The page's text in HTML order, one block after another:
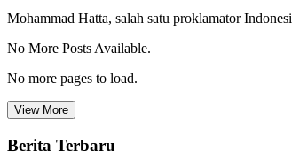
Mohammad Hatta, salah satu proklamator
No More Posts Available.
No more pages to load.
View More
Berita Terbaru